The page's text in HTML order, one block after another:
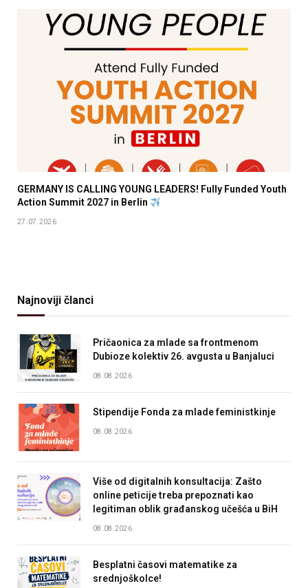
GERMANY IS CALLING YOUNG LEADERS! Fully Funded Youth
Action Summit 2027 in Berlin
27.07.2026
Najnoviji članci
Pričaonica za mlade sa frontmenom
Dubioze kolektiv 26. avgusta u Banjaluci
08.08.2026
Stipendije Fonda za mlade feministkinje
08.08.2026
Više od digitalnih konsultacija: Zašto
online peticije treba prepoznati kao
legitiman oblik građanskog učešća u BiH
08.08.2026
Besplatni časovi matematike za
srednjoškolce!